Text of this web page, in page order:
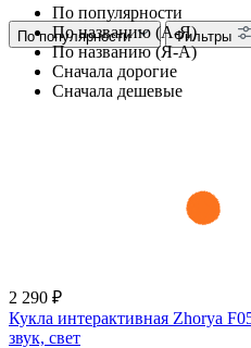
По популярности
По названию (А-Я)
По названию (Я-А)
Сначала дорогие
Сначала дешевые
По популярности Фильтры
2 290 ₽
Кукла интерактивная Zhorya
звук, свет